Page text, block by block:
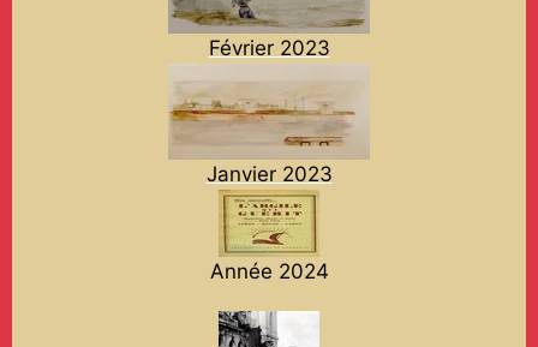
Février 2023
Janvier 2023
Année 2024